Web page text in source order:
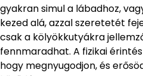
gyakran simul a lábadhoz,
kezed alá, azzal szeretetét
csak a kölyökkutyákra
fennmaradhat. A fizikai
hogy megnyugodjon, és